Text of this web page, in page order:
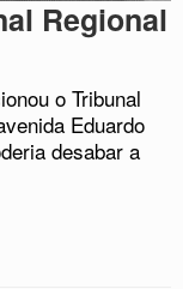
Regional
o Tribunal
Eduardo
desabar a